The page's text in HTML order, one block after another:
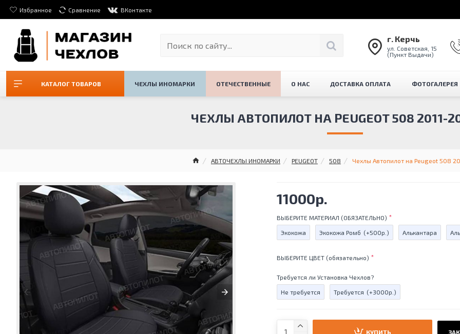
Избранное Сравнение ВКонтакте
г. Керчь
ул. Советская, 15
(Пункт Выдачи)
КАТАЛОГ ТОВАРОВ ЧЕХЛЫ ИНОМАРКИ ОТЕЧЕСТВЕННЫЕ О НАС ДОСТАВКА ОПЛАТА ФОТОГАЛЕРЕЯ
АВТОЧЕХЛЫ ИНОМАРКИ PEUGEOT 508 Чехлы Автопилот на Peugeot 508
ЧЕХЛЫ АВТОПИЛОТ НА PEUGEOT 508 2011-
11000р.
ВЫБЕРИТЕ МАТЕРИАЛ (ОБЯЗАТЕЛЬНО)
Экокожа Экокожа Ромб (+500р.) Алькантара
ВЫБЕРИТЕ ЦВЕТ (обязательно)
Требуется ли Установка Чехлов?
Не требуется Требуется (+3000р.)
КУПИТЬ